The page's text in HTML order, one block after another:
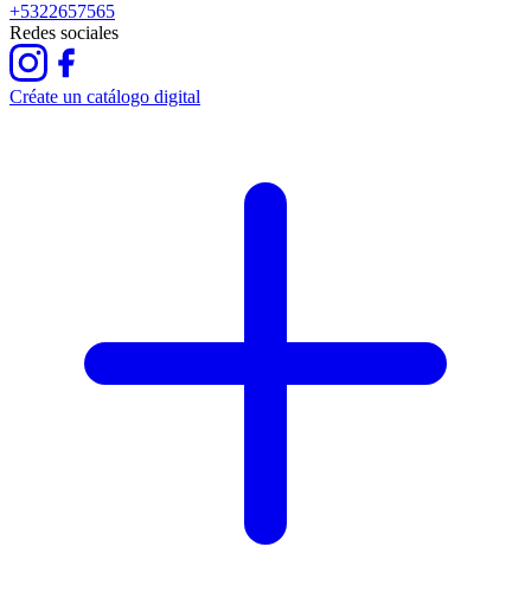
+5322657565
Redes sociales
Créate un catálogo digital